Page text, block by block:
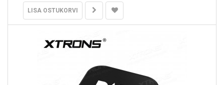
LISA OSTUKORVI